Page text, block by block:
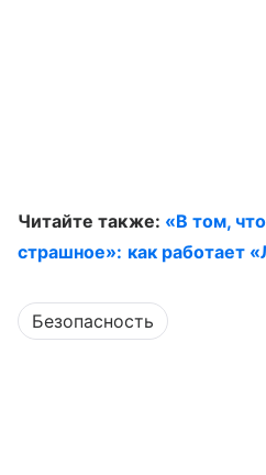
Читайте также: «В том,
страшное»: как работает
Безопасность